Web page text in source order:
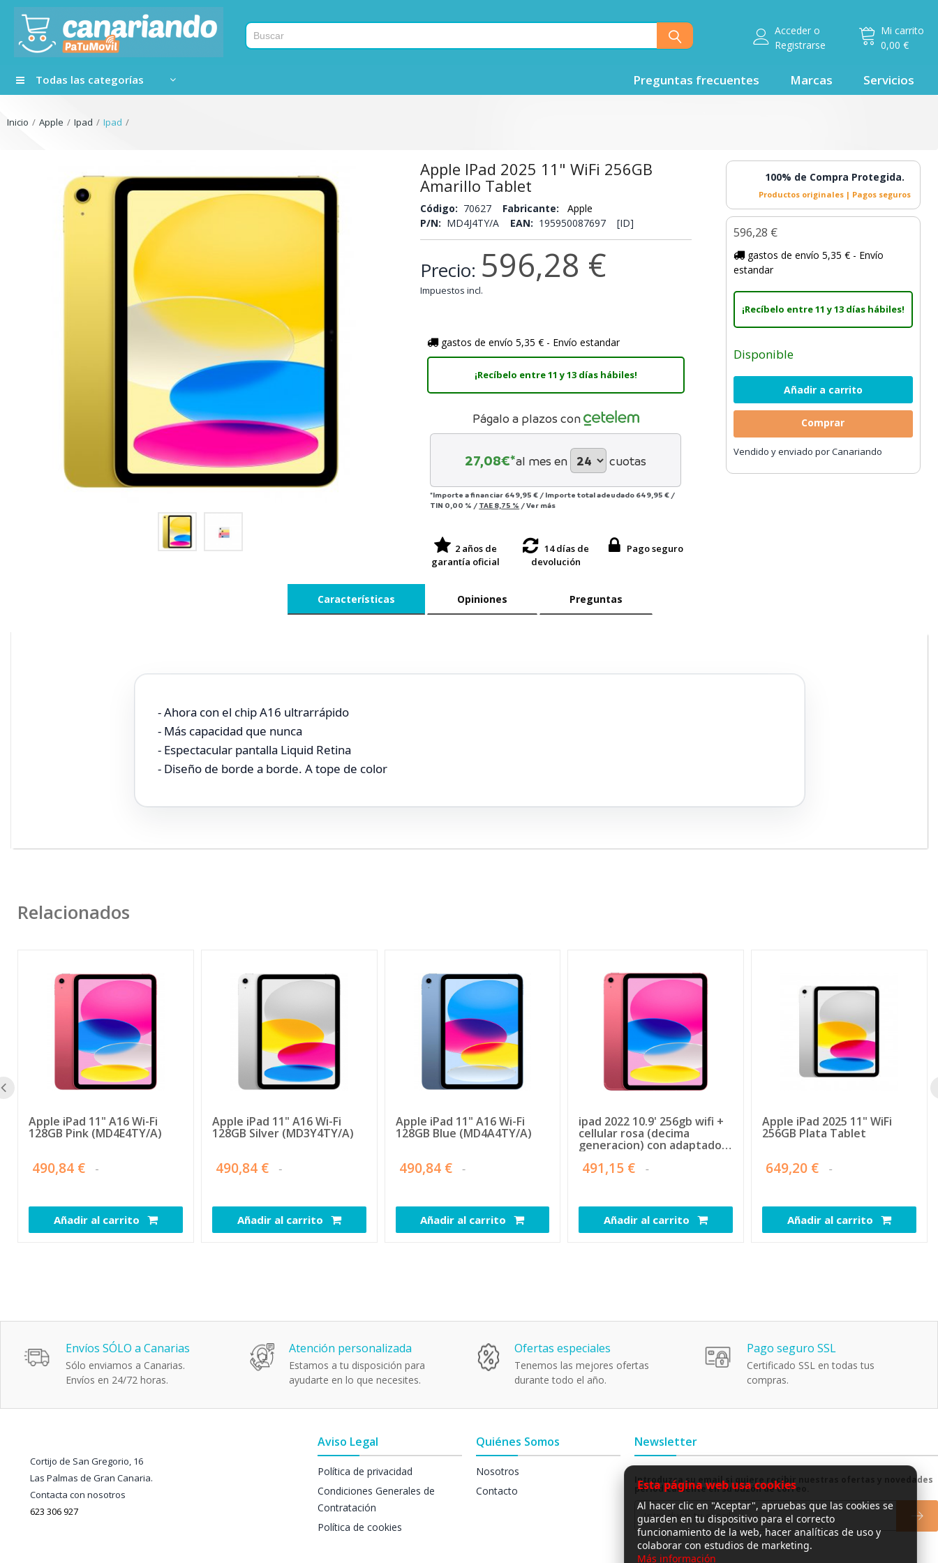
Mi carrito
0,00 €
Accedero
Registrarse
Todas las categorías Preguntas frecuentes Marcas Servicios
Inicio Apple Ipad Ipad
Apple IPad 2025 11" WiFi 256GB
Amarillo Tablet
Código: 70627 Fabricante:
Apple
P/N: MD4J4TY/A EAN: 195950087697 [ID]
Precio: 596,28 €
Impuestos incl.
gastos de envío 5,35 € - Envío estandar
¡Recíbelo entre 11 y 13 días hábiles!
Págalo a plazos con
27,08€*al mes en cuotas
*Importe a financiar 649,95 € / Importe total adeudado 649,95 € /
TIN 0,00 % / TAE 8,75 % /Ver más
2 años de
garantía oficial
14 días de
devolución
Pago seguro
100% de Compra Protegida.
Productos originales | Pagos seguros
596,28 €
gastos de envío 5,35 € - Envío
estandar
¡Recíbelo entre 11 y 13 días hábiles!
Disponible
Comprar
Vendido y enviado por Canariando
Características Opiniones Preguntas
- Ahora con el chip A16 ultrarrápido
- Más capacidad que nunca
- Espectacular pantalla Liquid Retina
- Diseño de borde a borde. A tope de color
Relacionados
Apple iPad 11" A16 Wi-Fi
128GB Pink (MD4E4TY/A)
490,84 €
Añadir al carrito
Apple iPad 11" A16 Wi-Fi
128GB Silver (MD3Y4TY/A)
490,84 €
Añadir al carrito
Apple iPad 11" A16 Wi-Fi
128GB Blue (MD4A4TY/A)
490,84 €
Añadir al carrito
ipad 2022 10.9' 256gb wifi +
cellular rosa (decima
generacion) con adaptador
491,15 €
Añadir al carrito
Apple iPad 2025 11" WiFi
256GB Plata Tablet
649,20 €
Añadir al carrito
Envíos SÓLO a Canarias
Sólo enviamos a Canarias.
Envíos en 24/72 horas.
Atención personalizada
Estamos a tu disposición para
ayudarte en lo que necesites.
Ofertas especiales
Tenemos las mejores ofertas
durante todo el año.
Pago seguro SSL
Certificado SSL en todas tus
compras.
Cortijo de San Gregorio, 16
Las Palmas de Gran Canaria.
Contacta con nosotros
623 306 927
Aviso Legal
Política de privacidad
Condiciones Generales de
Contratación
Política de cookies
Quiénes Somos
Nosotros
Contacto
Newsletter
Introduzca su email si quiere recibir nuestras ofertas y novedades
periódicamente en su buzón de correo.
Esta página web usa cookies
Al hacer clic en "Aceptar", apruebas que las cookies se
guarden en tu dispositivo para el correcto
funcionamiento de la web, hacer analíticas de uso y
colaborar con estudios de marketing.
Más información